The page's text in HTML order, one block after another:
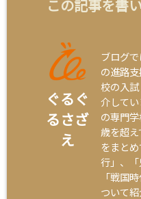
この記事を書
ぐるぐ
るさざ
え
ブログ
の進路
校の入
介してい
の専門
歳を超え
をまと
行」、「
「戦国
ついて